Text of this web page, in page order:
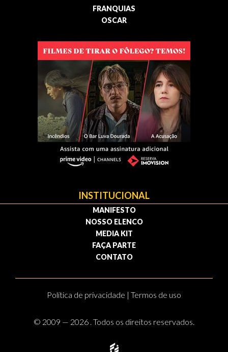
FRANQUIAS
OSCAR
INSTITUCIONAL
MANIFESTO
NOSSO ELENCO
MEDIA KIT
FAÇA PARTE
CONTATO
Política de privacidade | Termos de uso
© 2009 — 2026 . Todos os direitos reservados.